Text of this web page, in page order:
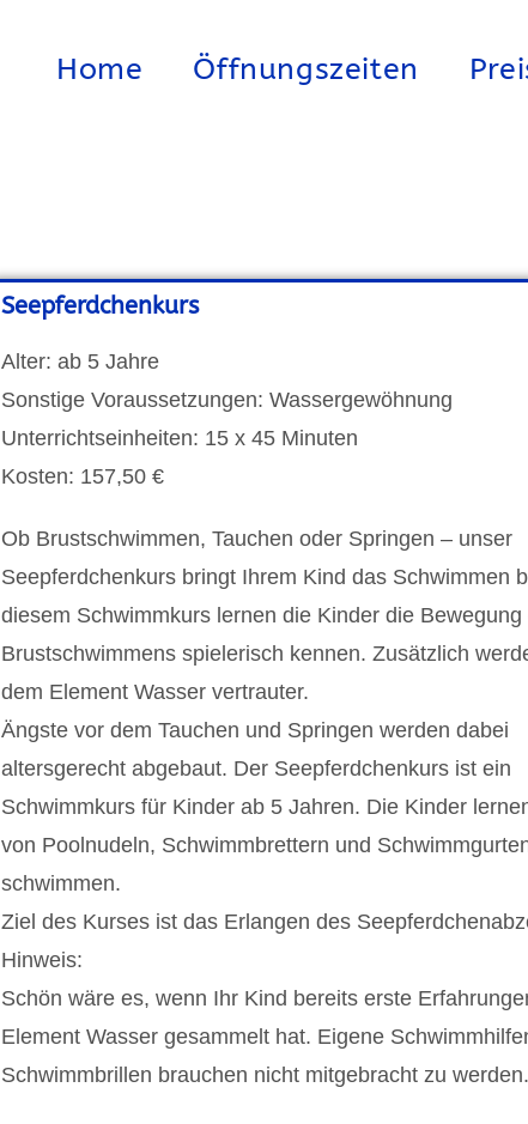
Home Öffnungszeiten
Seepferdchenkurs
Alter: ab 5 Jahre
Sonstige Voraussetzungen: Wassergewöhnung
Unterrichtseinheiten: 15 x 45 Minuten
Kosten: 157,50 €
Ob Brustschwimmen, Tauchen oder Springen – unser
Seepferdchenkurs bringt Ihrem Kind das Schwimmen
diesem Schwimmkurs lernen die Kinder die Bewegung
Brustschwimmens spielerisch kennen. Zusätzlich
dem Element Wasser vertrauter.
Ängste vor dem Tauchen und Springen werden dabei
altersgerecht abgebaut. Der Seepferdchenkurs ist ein
Schwimmkurs für Kinder ab 5 Jahren. Die Kinder
von Poolnudeln, Schwimmbrettern und
schwimmen.
Ziel des Kurses ist das Erlangen des
Hinweis:
Schön wäre es, wenn Ihr Kind bereits erste
Element Wasser gesammelt hat. Eigene
Schwimmbrillen brauchen nicht mitgebracht zu werden.